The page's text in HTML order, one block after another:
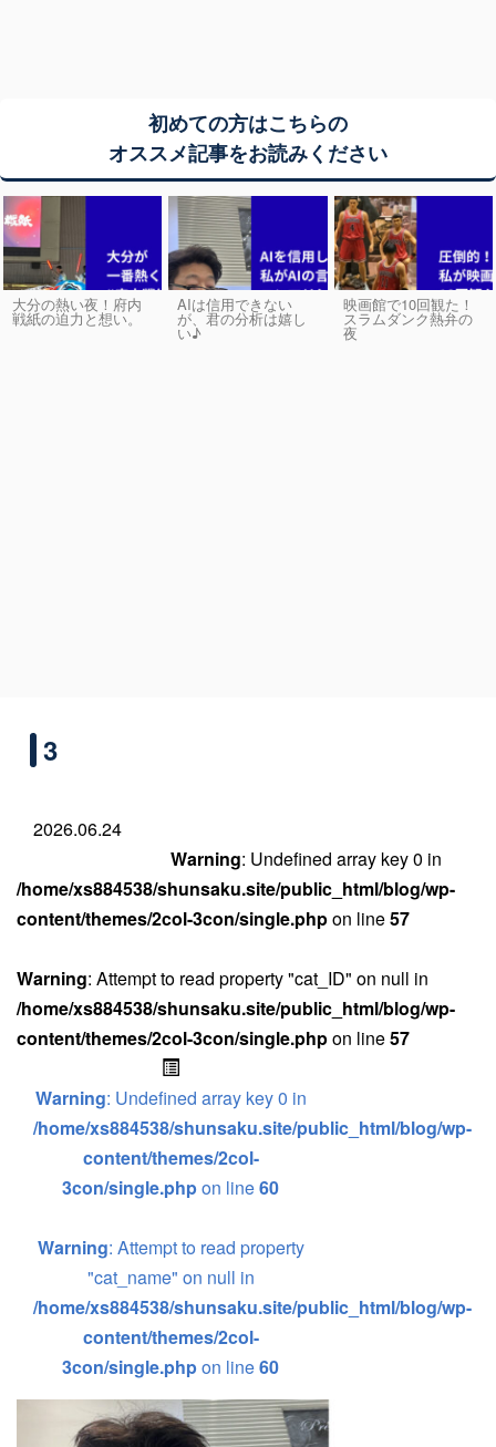
初めての方はこちらの
オススメ記事をお読みください
大分の熱い夜！府内
戦紙の迫力と想い。
AIは信用できない
が、君の分析は嬉し
い♪
映画館で10回観た！
スラムダンク熱弁の
夜
3
2026.06.24
Warning: Undefined array key 0 in
/home/xs884538/shunsaku.site/public_html/blog/wp-
content/themes/2col-3con/single.phpon line57
Warning: Attempt to read property "cat_ID" on null in
/home/xs884538/shunsaku.site/public_html/blog/wp-
content/themes/2col-3con/single.phpon line57
Warning: Undefined array key 0 in
/home/xs884538/shunsaku.site/public_html/blog/wp-
content/themes/2col-
3con/single.phpon line60
Warning: Attempt to read property
"cat_name" on null in
/home/xs884538/shunsaku.site/public_html/blog/wp-
content/themes/2col-
3con/single.phpon line60